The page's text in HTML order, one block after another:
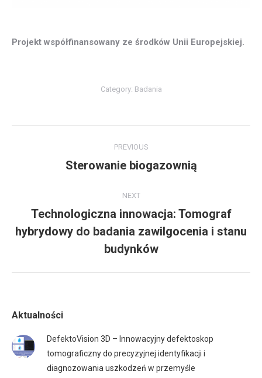
Projekt współfinansowany ze środków Unii Europejskiej.
Category: Badania
navigation
PREVIOUS
Previous
Sterowanie biogazownią
NEXT
Next
project:
Technologiczna innowacja: Tomograf
hybrydowy do badania zawilgocenia i stanu
budynków
Aktualności
DefektoVision 3D – Innowacyjny defektoskop
tomograficzny do precyzyjnej identyfikacji i
diagnozowania uszkodzeń w przemyśle